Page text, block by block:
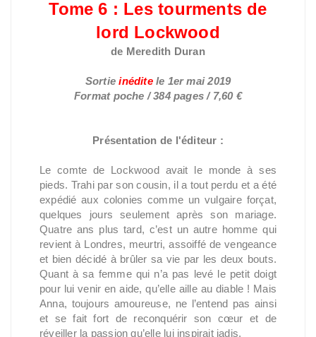
Tome 6 : Les tourments de
lord Lockwood
de Meredith Duran
Sortieinédite le 1er mai 2019
Format poche / 384 pages / 7,60 €
Présentation de l'éditeur :
Le comte de Lockwood avait le monde à ses
pieds. Trahi par son cousin, il a tout perdu et a été
expédié aux colonies comme un vulgaire forçat,
quelques jours seulement après son mariage.
Quatre ans plus tard, c’est un autre homme qui
revient à Londres, meurtri, assoiffé de vengeance
et bien décidé à brûler sa vie par les deux bouts.
Quant à sa femme qui n’a pas levé le petit doigt
pour lui venir en aide, qu’elle aille au diable ! Mais
Anna, toujours amoureuse, ne l’entend pas ainsi
et se fait fort de reconquérir son cœur et de
réveiller la passion qu’elle lui inspirait jadis.